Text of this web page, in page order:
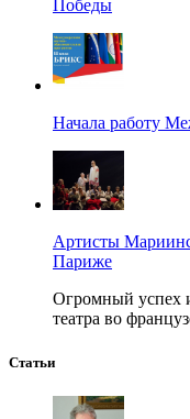
Победы
Начала работу
Артисты
Париже
Огромный успех
театра во
Статьи